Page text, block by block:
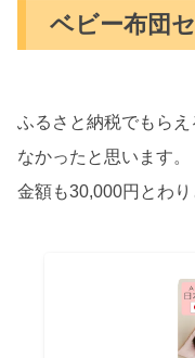
ベビー布団
ふるさと納税でもら
なかったと思います。
金額も30,000円とわり